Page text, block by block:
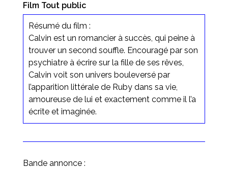
Film Tout public
Résumé du film :
Calvin est un romancier à succès, qui peine à
trouver un second souffle. Encouragé par son
psychiatre à écrire sur la fille de ses rêves,
Calvin voit son univers bouleversé par
l’apparition littérale de Ruby dans sa vie,
amoureuse de lui et exactement comme il l’a
écrite et imaginée.
Bande annonce :